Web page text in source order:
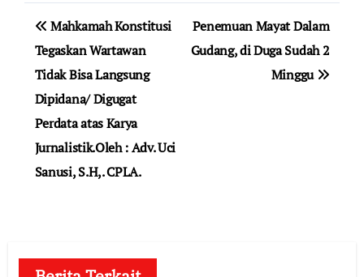
Navigasi
pos
Mahkamah Konstitusi
Tegaskan Wartawan
Tidak Bisa Langsung
Dipidana/ Digugat
Perdata atas Karya
Jurnalistik.Oleh : Adv. Uci
Sanusi, S.H,. CPLA.
Penemuan Mayat Dalam
Gudang, di Duga Sudah 2
Minggu